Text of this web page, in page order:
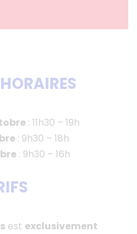
: 11h30 – 19h
: 9h30 – 18h
: 9h30 – 16h
est exclusivement